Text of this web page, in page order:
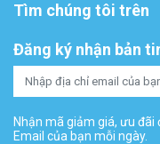
Tìm chúng tôi trên
Đăng ký nhận bản
Nhận mã giảm giá, ưu đãi
Email của bạn mỗi ngày.